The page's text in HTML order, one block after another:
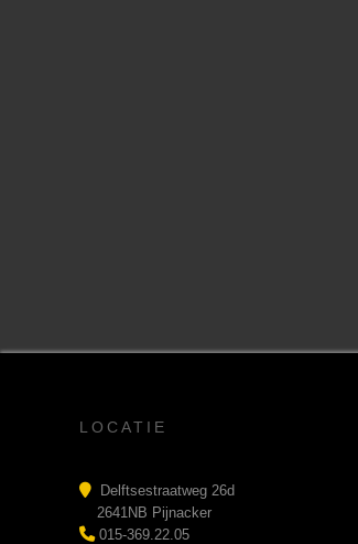
LOCATIE
Delftsestraatweg 26d
2641NB Pijnacker
015-369.22.05